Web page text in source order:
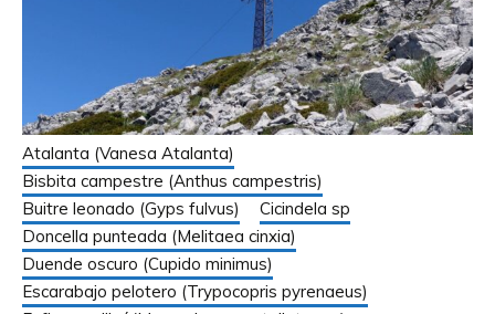
Atalanta (Vanesa Atalanta)
Bisbita campestre (Anthus campestris)
Buitre leonado (Gyps fulvus)
Cicindela sp
Doncella punteada (Melitaea cinxia)
Duende oscuro (Cupido minimus)
Escarabajo pelotero (Trypocopris pyrenaeus)